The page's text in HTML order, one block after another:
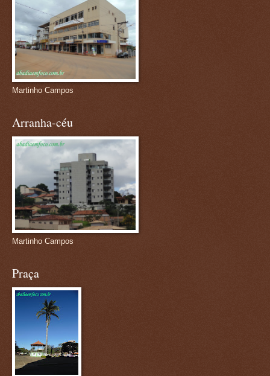
Martinho Campos
Arranha-céu
Martinho Campos
Praça